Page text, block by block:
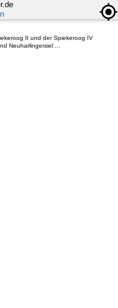
II und der Spiekeroog IV
Neuharlingersiel ...